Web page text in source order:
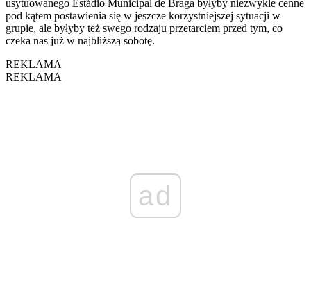
usytuowanego Estádio Municipal de Braga byłyby niezwykle cenne
pod kątem postawienia się w jeszcze korzystniejszej sytuacji w
grupie, ale byłyby też swego rodzaju przetarciem przed tym, co
czeka nas już w najbliższą sobotę.
REKLAMA
REKLAMA
ad